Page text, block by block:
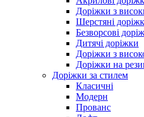
Доріжки з
Шерстяні
Безворсові
Дитячі доріжки
Доріжки з
Доріжки на
Доріжки за стилем
Класичні
Модерн
Прованс